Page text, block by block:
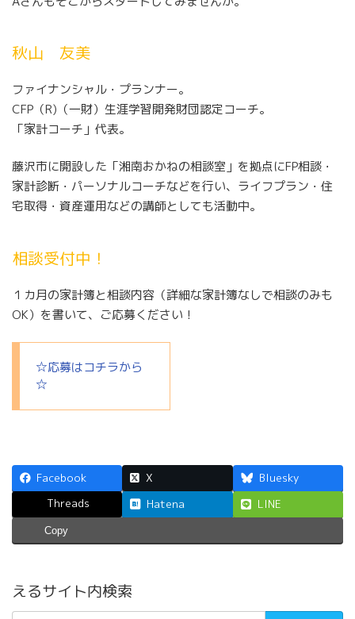
秋山 友美
ファイナンシャル・プランナー。
CFP（R)（一財）生涯学習開発財団認定コーチ。
「家計コーチ」代表。
藤沢市に開設した「湘南おかねの相談室」を拠点にFP相談・
家計診断・パーソナルコーチなどを行い、ライフプラン・住
宅取得・資産運用などの講師としても活動中。
相談受付中！
１カ月の家計簿と相談内容（詳細な家計簿なしで相談のみも
OK）を書いて、ご応募ください！
☆応募はコチラから
☆
Facebook X
Bluesky
Threads
Hatena LINE
Copy
えるサイト内検索